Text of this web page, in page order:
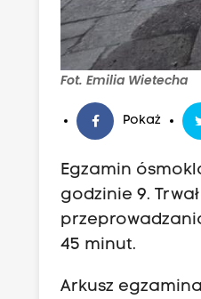
Fot. Emilia Wietecha
Pokaż
Egzamin
godzinie 9.
45 minut.
Arkusz